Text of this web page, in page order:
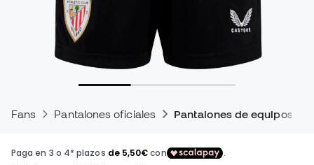
Fans Pantalones oficiales Pantalones de equipos